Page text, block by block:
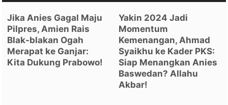
Jika Anies Gagal Maju
Pilpres, Amien Rais
Blak-blakan Ogah
Merapat ke Ganjar:
Kita Dukung Prabowo!
Yakin 2024 Jadi
Momentum
Kemenangan, Ahmad
Syaikhu ke Kader PKS:
Siap Menangkan Anies
Baswedan? Allahu
Akbar!